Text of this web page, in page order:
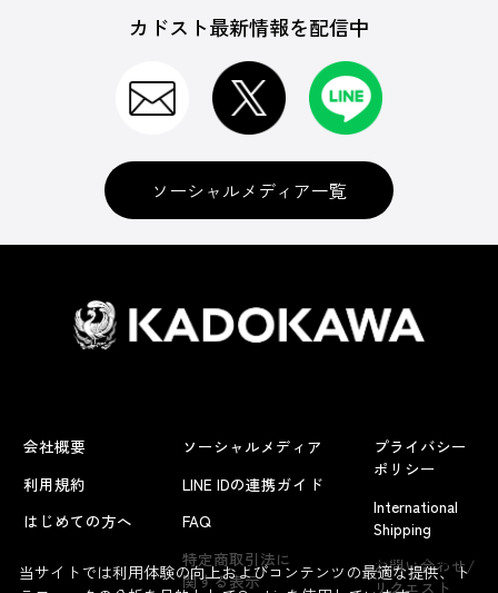
よくあるお問い合わせ
カドスト最新情報を配信中
ソーシャルメディア一覧
会社概要
利用規約
はじめての方へ
ソーシャルメディア
LINE IDの連携ガイド
FAQ
特定商取引法に
関する表示
プライバシー
ポリシー
International
Shipping
お問い合わせ/
リクエスト
当サイトでは利用体験の向上およびコンテンツの最適な提供、ト